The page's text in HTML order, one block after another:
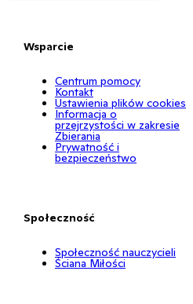
Wsparcie
Centrum pomocy
Kontakt
Ustawienia plików cookies
Informacja o
przejrzystości w zakresie
Zbierania
Prywatność i
bezpieczeństwo
Społeczność
Społeczność nauczycieli
Ściana Miłości